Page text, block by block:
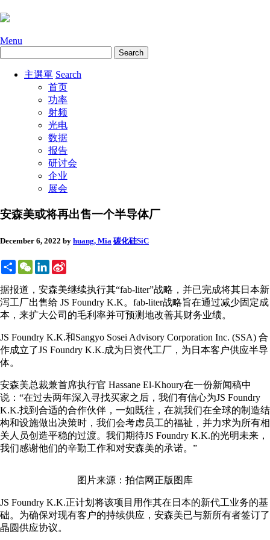
Menu
主選單 Search
首页
功率
射频
光电
数据
报告
研讨会
企业
展会
安森美或将再出售一个半导体厂
December 6, 2022 by huang, Mia 碳化硅SiC
ShareWeChatLinkedIn
据报道，安森美继续执行其“fab-liter”战略，并已完成将其日本新
泻工厂出售给 JS Foundry K.K。fab-liter战略旨在通过减少固定成
本，来扩大公司的毛利率并可预测地改善其财务业绩。
JS Foundry K.K.和Sangyo Sosei Advisory Corporation Inc. (SSA) 合
作成立了JS Foundry K.K.成为日资代工厂，为日本客户供应半导
体。
安森美总裁兼首席执行官 Hassane El-Khoury在一份新闻稿中
说：“在过去两年深入寻找买家之后，我们有信心为JS Foundry
K.K.找到合适的合作伙伴，一如既往，在就我们在全球的制造结
构和设施做出决策时，我们会考虑员工的福祉，并力求为所有相
关人员创造平稳的过渡。我们期待JS Foundry K.K.的光明未来，
我们感谢他们的辛勤工作和对安森美的承诺。”
图片来源：拍信网正版图库
JS Foundry K.K.正计划将该项目用作其在日本的新代工业务的基
础。为确保对现有客户的持续供应，安森美已与新所有者签订了
晶圆供应协议。